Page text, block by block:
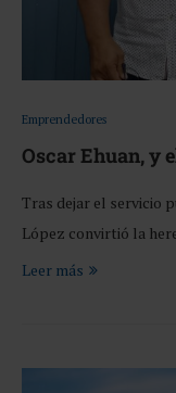
Emprendedores
Oscar Ehuan, y
Tras dejar el servicio
López convirtió la
Leer más